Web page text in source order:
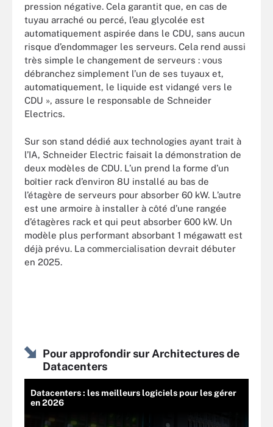
pression négative. Cela garantit que, en cas de
tuyau arraché ou percé, l’eau glycolée est
automatiquement aspirée dans le CDU, sans aucun
risque d’endommager les serveurs. Cela rend aussi
très simple le changement de serveurs : vous
débranchez simplement l’un de ses tuyaux et,
automatiquement, le liquide est vidangé vers le
CDU », assure le responsable de Schneider
Electrics.
Sur son stand dédié aux technologies ayant trait à
l’IA, Schneider Electric faisait la démonstration de
deux modèles de CDU. L’un prend la forme d’un
boîtier rack d’environ 8U installé au bas de
l’étagère de serveurs pour absorber 60 kW. L’autre
est une armoire à installer à côté d’une rangée
d’étagères rack et qui peut absorber 600 kW. Un
modèle plus performant absorbant 1 mégawatt est
déjà prévu. La commercialisation devrait débuter
en 2025.
Pour approfondir sur Architectures de
Datacenters
Datacenters : les meilleurs logiciels pour les gérer
en 2026